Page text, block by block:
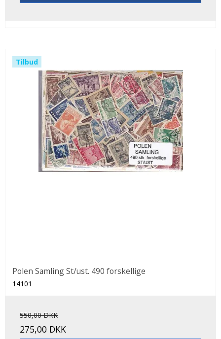
Tilbud
Polen Samling St/ust. 490 forskellige
14101
550,00 DKK
275,00 DKK